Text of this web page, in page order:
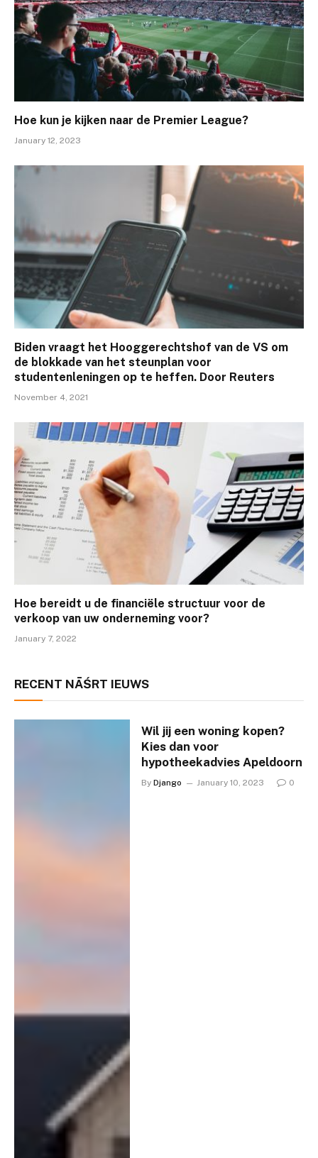
Hoe kun je kijken naar de Premier League?
January 12, 2023
Biden vraagt ​​het Hooggerechtshof van de VS om
de blokkade van het steunplan voor
studentenleningen op te heffen. Door Reuters
November 4, 2021
Hoe bereidt u de financiële structuur voor de
verkoop van uw onderneming voor?
January 7, 2022
RECENT NĀŚRT IEUWS
Wil jij een woning kopen?
Kies dan voor
hypotheekadvies Apeldoorn
By Django January 10, 2023 0